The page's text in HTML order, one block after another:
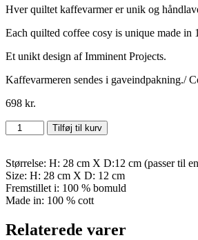
Hver quiltet kaffevarmer er unik og
Each quilted coffee cosy is unique made in
Et unikt design af Imminent Projects.
Kaffevarmeren sendes i gaveindpakning./
698 kr.
Style
Coffee
No
01
antal
Tilføj til kurv
Størrelse: H: 28 cm X D:12 cm (passer til
Size: H: 28 cm X D: 12 cm
Fremstillet i: 100 % bomuld
Made in: 100 % cott
Relaterede varer